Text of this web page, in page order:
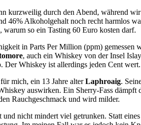
kurzweilig durch den Abend, während
46% Alkoholgehalt noch recht harmlos
so ein Tasting 60 Euro kosten darf.
in Parts Per Million (ppm)
, auch ein Whiskey von der Insel
Der Whiskey ist allerdings jeden Cent
mich, ein 13 Jahre alterLaphroaig.
auswirken. Ein Sherry-Fass
Rauchgeschmack und wird milder.
nicht mindert viel getrunken. Statt